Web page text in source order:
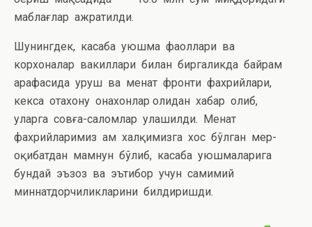
маблағлар ажратилди.
Шунингдек, касаба уюшма фаоллари ва
корхоналар вакиллари билан биргаликда байрам
арафасида уруш ва меҳнат фронти фахрийлари,
кекса отахону онахонлар ҳолидан хабар олиб,
уларга совға-саломлар улашилди. Меҳнат
фахрийларимиз ҳам халқимизга хос бўлган меҳр-
оқибатдан мамнун бўлиб, касаба уюшмаларига
бундай эъзоз ва эътибор учун самимий
миннатдорчиликларини билдиришди.